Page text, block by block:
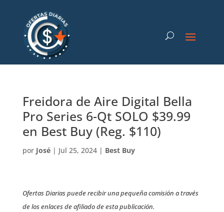
Freidora de Aire Digital Bella
Pro Series 6-Qt SOLO $39.99
en Best Buy (Reg. $110)
por José| Jul 25, 2024| Best Buy
Ofertas Diarias puede recibir una pequeña comisión a través
de los enlaces de afiliado de esta publicación.